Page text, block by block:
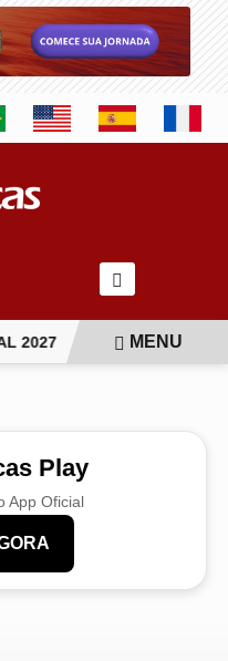
2027 CANTORAMENU
Play
App Oficial